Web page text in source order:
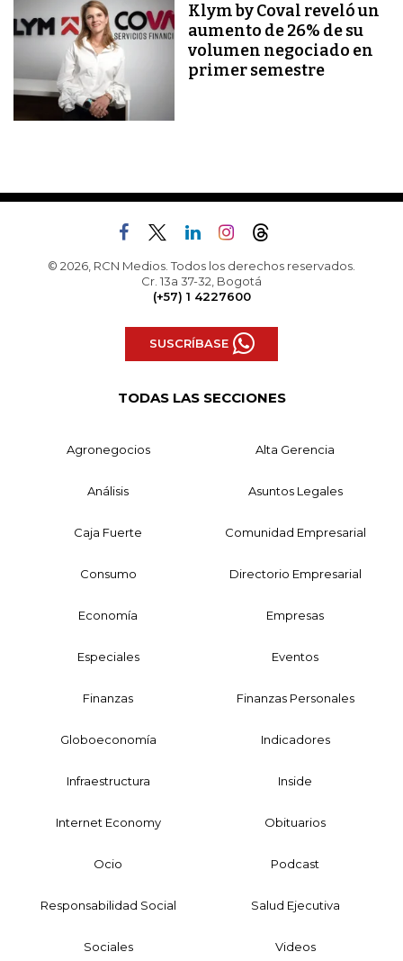
Klym by Coval reveló un
aumento de 26% de su
volumen negociado en
primer semestre
© 2026, RCN Medios. Todos los derechos reservados.
Cr. 13a 37-32, Bogotá
(+57) 1 4227600
SUSCRÍBASE
TODAS LAS SECCIONES
Agronegocios Alta Gerencia
Análisis Asuntos Legales
Caja Fuerte Comunidad Empresarial
Consumo Directorio Empresarial
Economía Empresas
Especiales Eventos
Finanzas Finanzas Personales
Globoeconomía Indicadores
Infraestructura Inside
Internet Economy Obituarios
Ocio Podcast
Responsabilidad Social Salud Ejecutiva
Sociales Videos